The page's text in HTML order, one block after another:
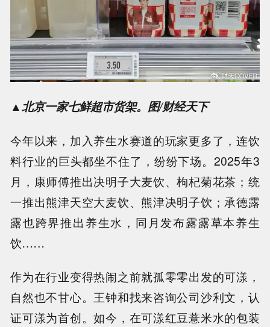
▲北京一家七鲜超市货架。图/财经天下
今年以来，加入养生水赛道的玩家更多了，连饮
料行业的巨头都坐不住了，纷纷下场。2025年3
月，康师傅推出决明子大麦饮、枸杞菊花茶；统
一推出熊津天空大麦饮、熊津决明子饮；承德露
露也跨界推出养生水，同月发布露露草本养生
饮……
作为在行业变得热闹之前就孤零零出发的可漾，
自然也不甘心。王钟和找来咨询公司沙利文，认
证可漾为首创。如今，在可漾红豆薏米水的包装